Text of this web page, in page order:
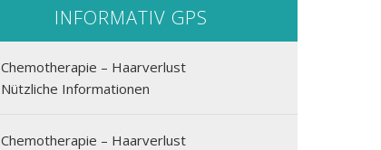
INFORMATIV GPS
Chemotherapie – Haarverlust
Nützliche Informationen
Chemotherapie – Haarverlust